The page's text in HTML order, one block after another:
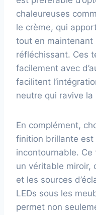
chaleureuses
le crème, qui
tout en maintenant
réfléchissant. Ces
facilement avec
facilitent
neutre qui ravive la
En complément,
finition brillante est
incontournable.
un véritable miroir,
et les sources
LEDs sous les
permet non